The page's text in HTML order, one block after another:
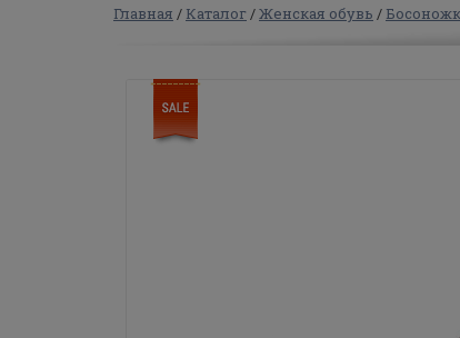
Главная Каталог Женская обувь